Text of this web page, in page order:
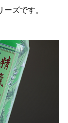
ズです。